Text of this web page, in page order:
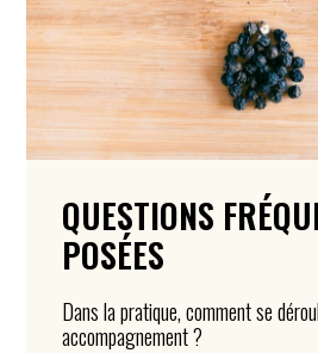
QUESTIONS
POSÉES
Dans la pratique, comment se
accompagnement ?